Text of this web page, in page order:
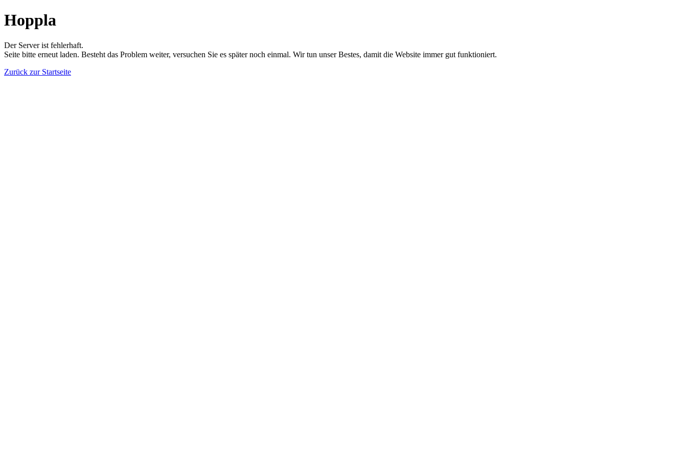
Hoppla
Der Server ist fehlerhaft.
Seite bitte erneut laden. Besteht das Problem weiter, versuchen Sie es später noch einmal. Wir tun unser Bestes, damit die Website immer gut funktioniert.
Zurück zur Startseite